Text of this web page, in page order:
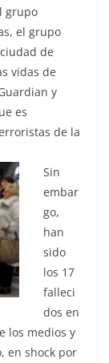
grupo
el grupo
de
vidas de
y
es
de la
Sin
embar
go,
han
sido
los 17
falleci
dos en
los medios y
en shock por